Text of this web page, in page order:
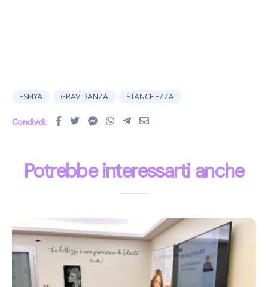
ESMYA GRAVIDANZA STANCHEZZA
Condividi:
Potrebbe interessarti anche